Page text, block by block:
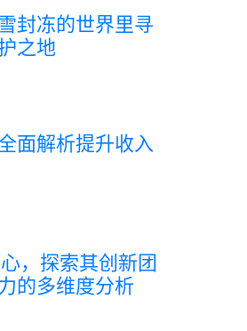
封冻的世界里寻
之地
面解析提升收入
，探索其创新团
的多维度分析